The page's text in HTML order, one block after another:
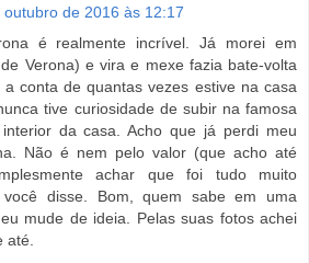
outubro de 2016 às 12:17
é realmente incrível. Já morei em
Verona) e vira e mexe fazia bate-volta
conta de quantas vezes estive na casa
tive curiosidade de subir na famosa
da casa. Acho que já perdi meu
Não é nem pelo valor (que acho até
achar que foi tudo muito
você disse. Bom, quem sabe em uma
mude de ideia. Pelas suas fotos achei
até.